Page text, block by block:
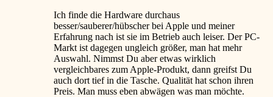
Ich finde die Hardware durchaus
besser/sauberer/hübscher bei Apple und meiner
Erfahrung nach ist sie im Betrieb auch leiser. Der PC-
Markt ist dagegen ungleich größer, man hat mehr
Auswahl. Nimmst Du aber etwas wirklich
vergleichbares zum Apple-Produkt, dann greifst Du
auch dort tief in die Tasche. Qualität hat schon ihren
Preis. Man muss eben abwägen was man möchte.